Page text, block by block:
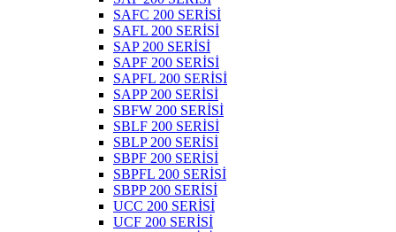
SAFC 200 SERİSİ
SAFL 200 SERİSİ
SAP 200 SERİSİ
SAPF 200 SERİSİ
SAPFL 200 SERİSİ
SAPP 200 SERİSİ
SBFW 200 SERİSİ
SBLF 200 SERİSİ
SBLP 200 SERİSİ
SBPF 200 SERİSİ
SBPFL 200 SERİSİ
SBPP 200 SERİSİ
UCC 200 SERİSİ
UCF 200 SERİSİ